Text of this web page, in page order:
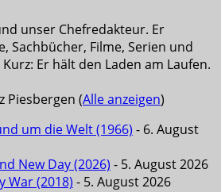
unser Chefredakteur. Er
Sachbücher, Filme, Serien und
Er hält den Laden am Laufen.
Piesbergen (Alle anzeigen)
um die Welt (1966) - 6. August
New Day (2026) - 5. August 2026
War (2018) - 5. August 2026